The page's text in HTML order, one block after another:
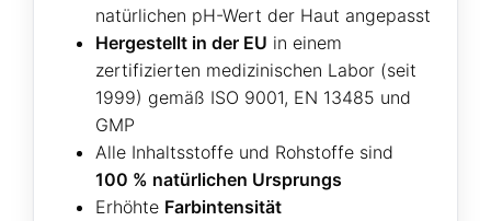
natürlichen pH-Wert der Haut angepasst
Hergestellt in der EU in einem
zertifizierten medizinischen Labor (seit
1999) gemäß ISO 9001, EN 13485 und
GMP
Alle Inhaltsstoffe und Rohstoffe sind
100 % natürlichen Ursprungs
Erhöhte Farbintensität